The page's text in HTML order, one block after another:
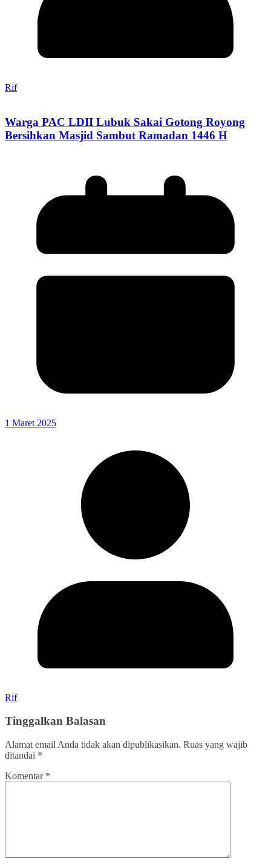
Rif
Warga PAC LDII Lubuk Sakai Gotong Royong
Bersihkan Masjid Sambut Ramadan 1446 H
1 Maret 2025
Rif
Tinggalkan Balasan
Alamat email Anda tidak akan dipublikasikan. Ruas yang wajib
ditandai *
Komentar *